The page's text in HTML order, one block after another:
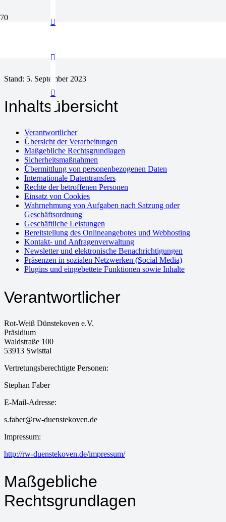
Stand: 5. September 2023
Inhaltsübersicht
Verantwortlicher
Übersicht der Verarbeitungen
Maßgebliche Rechtsgrundlagen
Sicherheitsmaßnahmen
Übermittlung von personenbezogenen Daten
Internationale Datentransfers
Rechte der betroffenen Personen
Einsatz von Cookies
Wahrnehmung von Aufgaben nach Satzung oder
Geschäftsordnung
Geschäftliche Leistungen
Bereitstellung des Onlineangebotes und Webhosting
Kontakt- und Anfragenverwaltung
Newsletter und elektronische Benachrichtigungen
Präsenzen in sozialen Netzwerken (Social Media)
Plugins und eingebettete Funktionen sowie Inhalte
Verantwortlicher
Rot-Weiß Dünstekoven e.V.
Präsidium
Waldstraße 100
53913 Swisttal
Vertretungsberechtigte Personen:
Stephan Faber
E-Mail-Adresse:
s.faber@rw-duenstekoven.de
Impressum:
http://rw-duenstekoven.de/impressum/
Maßgebliche
Rechtsgrundlagen